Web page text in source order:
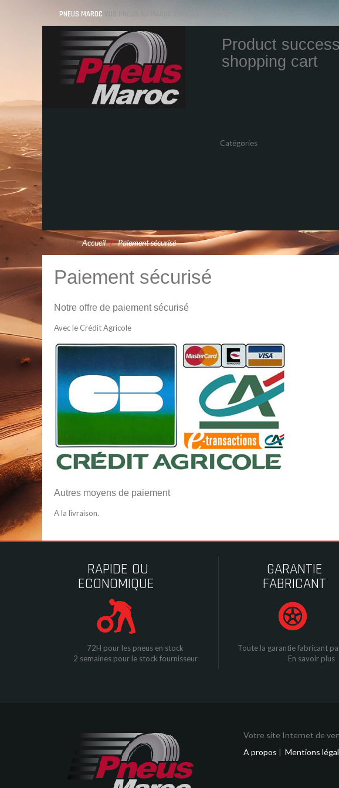
PNEUS MAROC VOS PNEUS AU MAROC LIVRÉS ET MONTÉS
Product
shopping cart
Catégories
Accueil / Paiement sécurisé
Paiement sécurisé
Notre offre de paiement sécurisé
Avec le Crédit Agricole
Autres moyens de paiement
A la livraison.
RAPIDE OU
ECONOMIQUE
72H pour les pneus en stock
2 semaines pour le stock fournisseur
GARANTIE
FABRICANT
Toute la garantie fabricant
En savoir plus
Votre site Internet de
A propos | Mentions